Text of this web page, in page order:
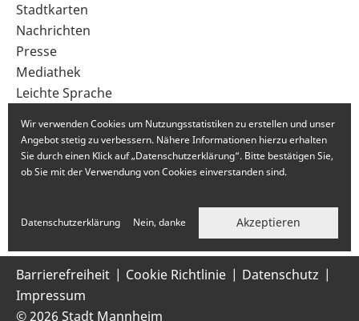
Fußbereich
Stadtkarten
Nachrichten
Presse
Mediathek
Leichte Sprache
Barrierefreiheit Cookie Richtlinie
Datenschutz
Impressum
© 2026 Stadt Mannheim
Wir verwenden Cookies um Nutzungsstatistiken zu erstellen und unser
Angebot stetig zu verbessern. Nähere Informationen hierzu erhalten
Sie durch einen Klick auf „Datenschutzerklärung“. Bitte bestätigen Sie,
ob Sie mit der Verwendung von Cookies einverstanden sind.
Datenschutzerklärung Nein, danke Akzeptieren